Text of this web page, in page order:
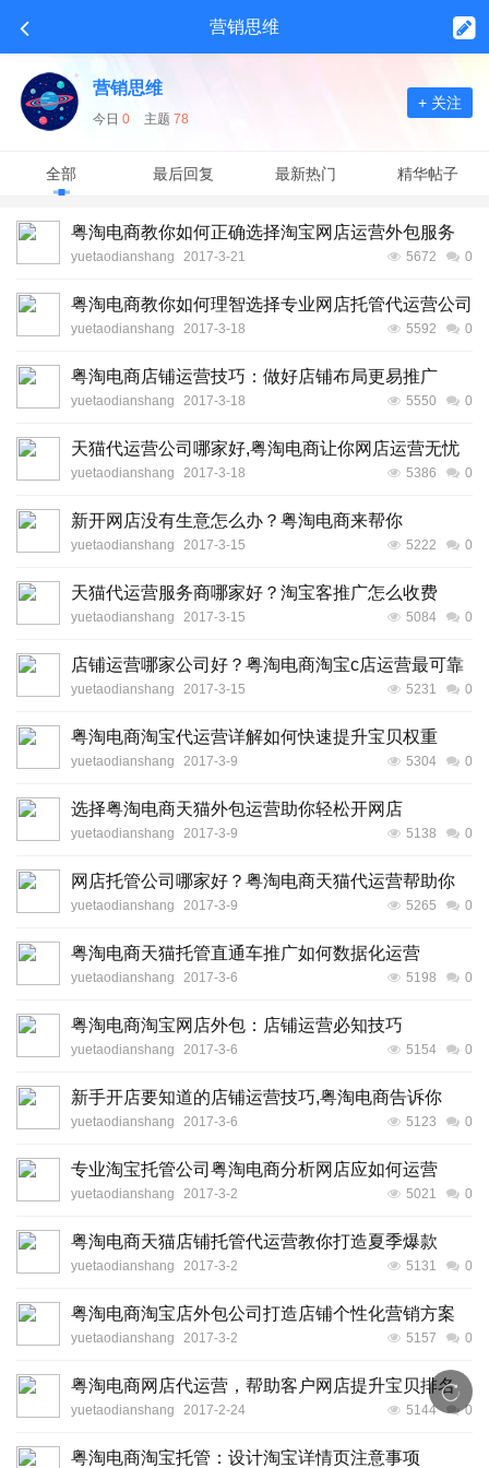
营销思维
营销思维
今日 0 主题 78
+ 关注
全部 最后回复 最新热门 精华帖子
粤淘电商教你如何正确选择淘宝网店运营外包服务
yuetaodianshang 2017-3-21 5672 0
粤淘电商教你如何理智选择专业网店托管代运营公司
yuetaodianshang 2017-3-18 5592 0
粤淘电商店铺运营技巧：做好店铺布局更易推广
yuetaodianshang 2017-3-18 5550 0
天猫代运营公司哪家好,粤淘电商让你网店运营无忧
yuetaodianshang 2017-3-18 5386 0
新开网店没有生意怎么办？粤淘电商来帮你
yuetaodianshang 2017-3-15 5222 0
天猫代运营服务商哪家好？淘宝客推广怎么收费
yuetaodianshang 2017-3-15 5084 0
店铺运营哪家公司好？粤淘电商淘宝c店运营最可靠
yuetaodianshang 2017-3-15 5231 0
粤淘电商淘宝代运营详解如何快速提升宝贝权重
yuetaodianshang 2017-3-9 5304 0
选择粤淘电商天猫外包运营助你轻松开网店
yuetaodianshang 2017-3-9 5138 0
网店托管公司哪家好？粤淘电商天猫代运营帮助你
yuetaodianshang 2017-3-9 5265 0
粤淘电商天猫托管直通车推广如何数据化运营
yuetaodianshang 2017-3-6 5198 0
粤淘电商淘宝网店外包：店铺运营必知技巧
yuetaodianshang 2017-3-6 5154 0
新手开店要知道的店铺运营技巧,粤淘电商告诉你
yuetaodianshang 2017-3-6 5123 0
专业淘宝托管公司粤淘电商分析网店应如何运营
yuetaodianshang 2017-3-2 5021 0
粤淘电商天猫店铺托管代运营教你打造夏季爆款
yuetaodianshang 2017-3-2 5131 0
粤淘电商淘宝店外包公司打造店铺个性化营销方案
yuetaodianshang 2017-3-2 5157 0
粤淘电商网店代运营，帮助客户网店提升宝贝排名
yuetaodianshang 2017-2-24 5144 0
粤淘电商淘宝托管：设计淘宝详情页注意事项